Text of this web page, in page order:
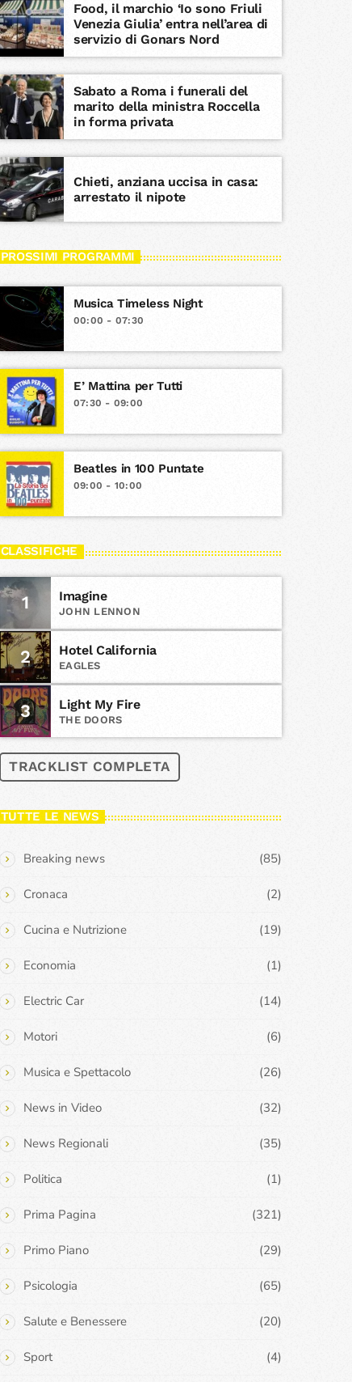
Food, il marchio ‘Io sono Friuli
Venezia Giulia’ entra nell’area di
servizio di Gonars Nord
Sabato a Roma i funerali del
marito della ministra Roccella
in forma privata
Chieti, anziana uccisa in casa:
arrestato il nipote
PROSSIMI PROGRAMMI
Musica Timeless Night
00:00 - 07:30
E’ Mattina per Tutti
07:30 - 09:00
Beatles in 100 Puntate
09:00 - 10:00
CLASSIFICHE
1 Imagine
JOHN LENNON
2 Hotel California
EAGLES
3 Light My Fire
THE DOORS
TRACKLIST COMPLETA
TUTTE LE NEWS
Breaking news (85)
Cronaca (2)
Cucina e Nutrizione (19)
Economia (1)
Electric Car (14)
Motori (6)
Musica e Spettacolo (26)
News in Video (32)
News Regionali (35)
Politica (1)
Prima Pagina (321)
Primo Piano (29)
Psicologia (65)
Salute e Benessere (20)
Sport (4)